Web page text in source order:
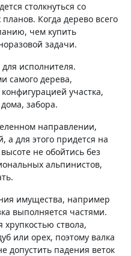
столкнуться со
Когда дерево всего
чем купить
задачи.
исполнителя.
самого дерева,
участка,
забора.
направлении,
а для этого придется на
не обойтись без
альпинистов,
имущества, например
выполняется частями.
ствола,
или орех, поэтому валка
допустить падения веток